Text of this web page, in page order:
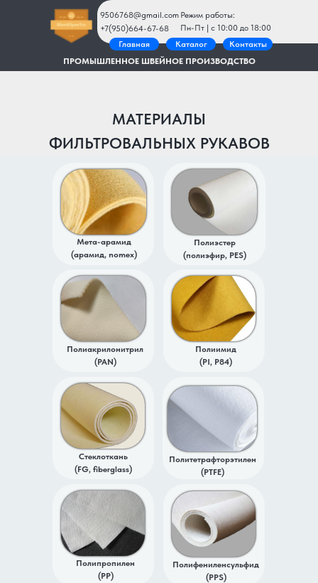
Главная Каталог Контакты
Режим работы:
Пн-Пт | c 10:00 до 18:00
ПРОМЫШЛЕННОЕ ШВЕЙНОЕ ПРОИЗВОДСТВО
+7(950)664-67-68
9506768@gmail.com
МАТЕРИАЛЫ
ФИЛЬТРОВАЛЬНЫХ РУКАВОВ
Полифениленсульфид
(PPS)
Политетрафторэтилен
(PTFE)
Полиэстер
(полиэфир, PES)
Полиимид
(PI, P84)
Полиакрилонитрил
(PAN)
Полипропилен
(PP)
Стеклоткань
(FG, fiberglass)
Мета-арамид
(арамид, nomex)